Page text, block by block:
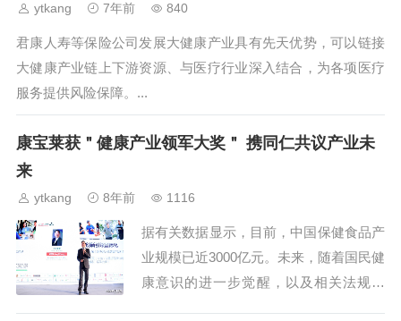
ytkang 7年前 840
君康人寿等保险公司发展大健康产业具有先天优势，可以链接
大健康产业链上下游资源、与医疗行业深入结合，为各项医疗
服务提供风险保障。...
康宝莱获＂健康产业领军大奖＂ 携同仁共议产业未
来
ytkang 8年前 1116
据有关数据显示，目前，中国保健食品产
业规模已近3000亿元。未来，随着国民健
康意识的进一步觉醒，以及相关法规政